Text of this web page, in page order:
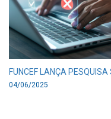
FUNCEF LANÇA
04/06/2025